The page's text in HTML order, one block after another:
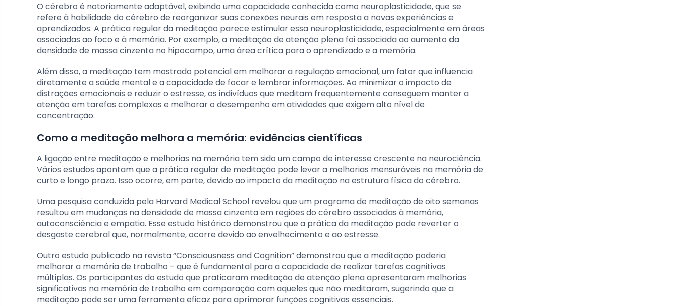
O cérebro é notoriamente adaptável, exibindo uma capacidade conhecida como neuroplasticidade, que se
refere à habilidade do cérebro de reorganizar suas conexões neurais em resposta a novas experiências e
aprendizados. A prática regular da meditação parece estimular essa neuroplasticidade, especialmente em áreas
associadas ao foco e à memória. Por exemplo, a meditação de atenção plena foi associada ao aumento da
densidade de massa cinzenta no hipocampo, uma área crítica para o aprendizado e a memória.
Além disso, a meditação tem mostrado potencial em melhorar a regulação emocional, um fator que influencia
diretamente a saúde mental e a capacidade de focar e lembrar informações. Ao minimizar o impacto de
distrações emocionais e reduzir o estresse, os indivíduos que meditam frequentemente conseguem manter a
atenção em tarefas complexas e melhorar o desempenho em atividades que exigem alto nível de
concentração.
Como a meditação melhora a memória: evidências científicas
A ligação entre meditação e melhorias na memória tem sido um campo de interesse crescente na neurociência.
Vários estudos apontam que a prática regular de meditação pode levar a melhorias mensuráveis na memória de
curto e longo prazo. Isso ocorre, em parte, devido ao impacto da meditação na estrutura física do cérebro.
Uma pesquisa conduzida pela Harvard Medical School revelou que um programa de meditação de oito semanas
resultou em mudanças na densidade de massa cinzenta em regiões do cérebro associadas à memória,
autoconsciência e empatia. Esse estudo histórico demonstrou que a prática da meditação pode reverter o
desgaste cerebral que, normalmente, ocorre devido ao envelhecimento e ao estresse.
Outro estudo publicado na revista “Consciousness and Cognition” demonstrou que a meditação poderia
melhorar a memória de trabalho – que é fundamental para a capacidade de realizar tarefas cognitivas
múltiplas. Os participantes do estudo que praticaram meditação de atenção plena apresentaram melhorias
significativas na memória de trabalho em comparação com aqueles que não meditaram, sugerindo que a
meditação pode ser uma ferramenta eficaz para aprimorar funções cognitivas essenciais.